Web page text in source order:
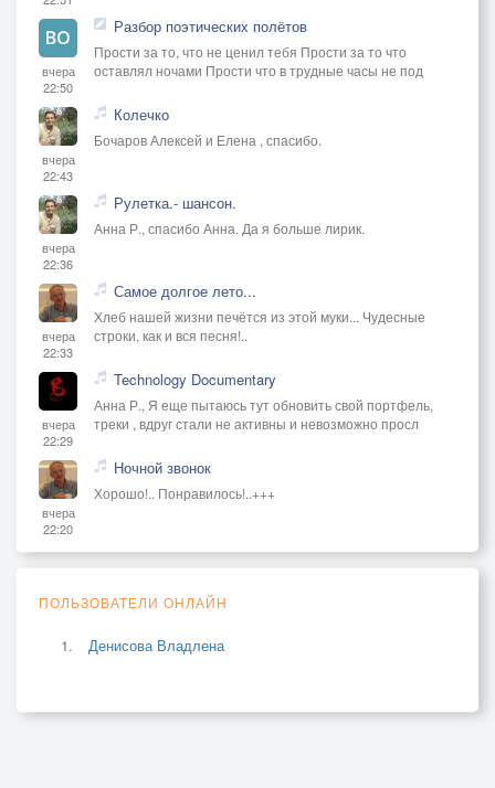
вчера
22:50
Разбор поэтических полётов
Прости за то, что не ценил тебя Прости за то что
оставлял ночами Прости что в трудные часы не под
вчера
22:43
Колечко
Бочаров Алексей и Елена , спасибо.
вчера
22:36
Рулетка.- шансон.
Анна Р., спасибо Анна. Да я больше лирик.
вчера
22:33
Самое долгое лето...
Хлеб нашей жизни печётся из этой муки... Чудесные
строки, как и вся песня!..
вчера
22:29
Technology Documentary
Анна Р., Я еще пытаюсь тут обновить свой портфель,
треки , вдруг стали не активны и невозможно просл
вчера
22:20
Ночной звонок
Хорошо!.. Понравилось!..+++
ПОЛЬЗОВАТЕЛИ ОНЛАЙН
Денисова Владлена